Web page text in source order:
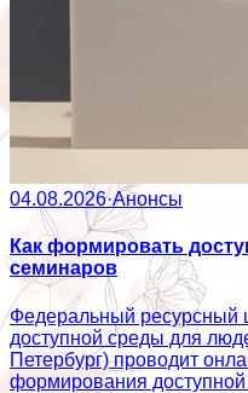
04.08.2026·Анонсы
Как формировать
семинаров
Федеральный ресурсный
доступной среды для
Петербург) проводит
формирования